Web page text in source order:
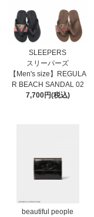
SLEEPERS
スリーパーズ
【Men's size】REGULA
R BEACH SANDAL 02
7,700円(税込)
beautiful people